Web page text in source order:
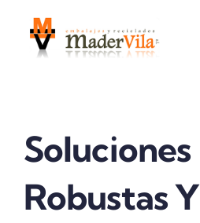
contenido
Soluciones
Robustas Y